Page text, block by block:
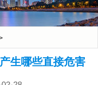
生哪些直接危害